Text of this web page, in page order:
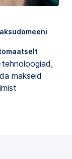
tehnoloogiad,
makseid